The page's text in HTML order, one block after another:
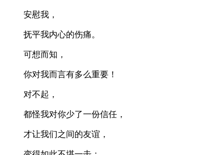
安慰我，
抚平我内心的伤痛。
可想而知，
你对我而言有多么重要！
对不起，
都怪我对你少了一份信任，
才让我们之间的友谊，